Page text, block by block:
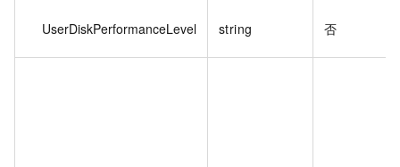
UserDiskPerformanceLevel string 否